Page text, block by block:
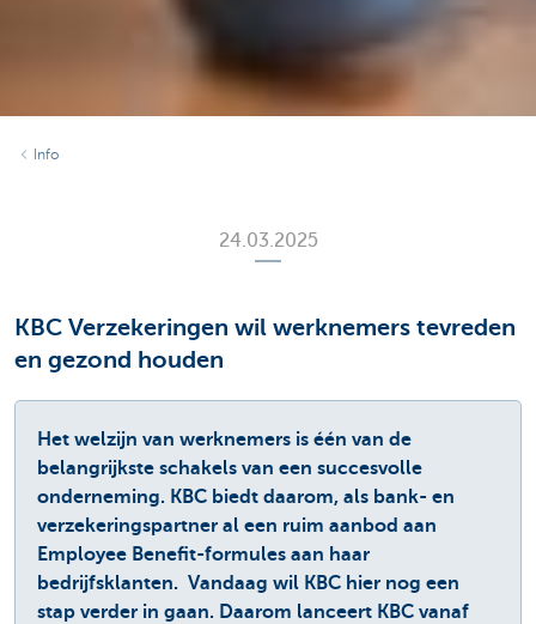
Info
24.03.2025
KBC Verzekeringen wil werknemers tevreden
en gezond houden
Het welzijn van werknemers is één van de
belangrijkste schakels van een succesvolle
onderneming. ​KBC biedt daarom, als bank- en
verzekeringspartner al een ruim aanbod aan
Employee Benefit-formules aan haar
bedrijfsklanten. ​ Vandaag wil KBC hier nog een
stap verder in gaan. ​Daarom lanceert KBC vanaf